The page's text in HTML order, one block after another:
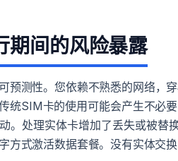
期间的风险暴露
预测性。您依赖不熟悉的网络，
统SIM卡的使用可能会产生不必
。处理实体卡增加了丢失或被
方式激活数据套餐。没有实体交